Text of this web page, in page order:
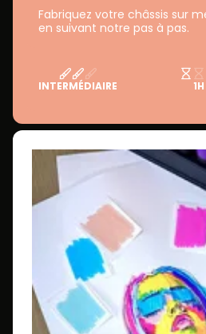
Fabriquez votre châssis sur
en suivant notre pas à pas.
INTERMÉDIAIRE 1H